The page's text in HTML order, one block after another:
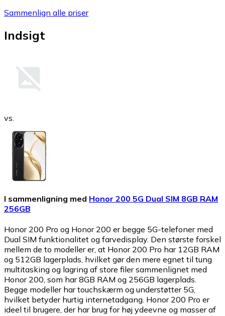
Sammenlign alle priser
Indsigt
vs.
I sammenligning med Honor 200 5G Dual SIM 8GB RAM
256GB
Honor 200 Pro og Honor 200 er begge 5G-telefoner med
Dual SIM funktionalitet og farvedisplay. Den største forskel
mellem de to modeller er, at Honor 200 Pro har 12GB RAM
og 512GB lagerplads, hvilket gør den mere egnet til tung
multitasking og lagring af store filer sammenlignet med
Honor 200, som har 8GB RAM og 256GB lagerplads.
Begge modeller har touchskærm og understøtter 5G,
hvilket betyder hurtig internetadgang. Honor 200 Pro er
ideel til brugere, der har brug for høj ydeevne og masser af